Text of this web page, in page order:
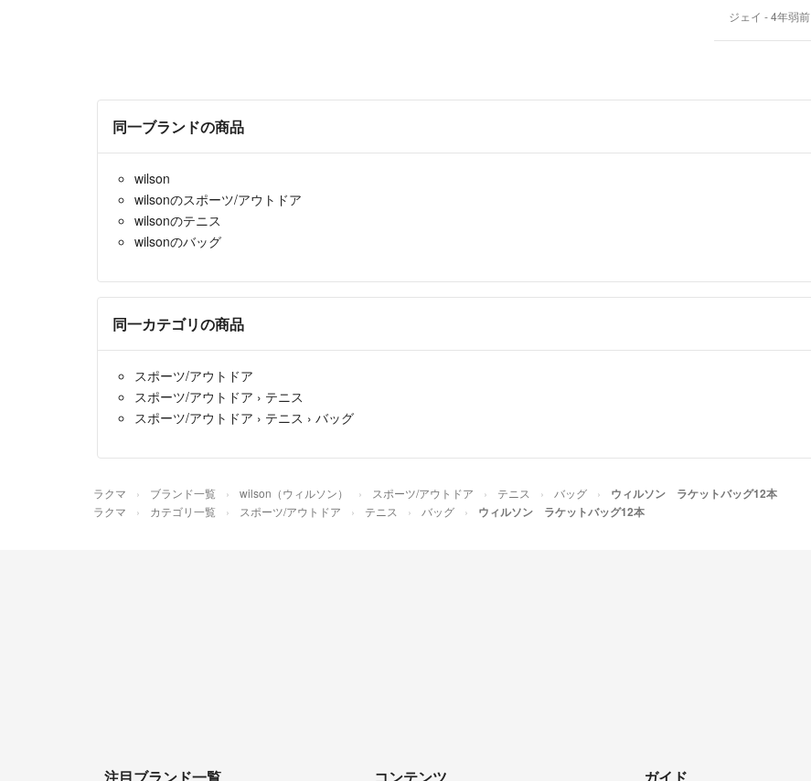
ジェイ - 4年弱前
同一ブランドの商品
wilson
wilsonのスポーツ/アウトドア
wilsonのテニス
wilsonのバッグ
同一カテゴリの商品
スポーツ/アウトドア
スポーツ/アウトドア › テニス
スポーツ/アウトドア › テニス › バッグ
ラクマ ブランド一覧 wilson（ウィルソン） スポーツ/アウトドア テニス バッグ ウィルソン ラケットバッグ12本
ラクマ カテゴリ一覧 スポーツ/アウトドア テニス バッグ ウィルソン ラケットバッグ12本